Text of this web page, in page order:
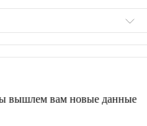
вышлем вам новые данные